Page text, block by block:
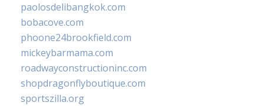
paolosdelibangkok.com
bobacove.com
phoone24brookfield.com
mickeybarmama.com
roadwayconstructioninc.com
shopdragonflyboutique.com
sportszilla.org